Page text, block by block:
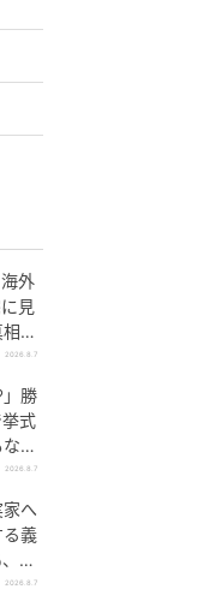
外
見
と
2026.8.7
」勝
式
い
2026.8.7
へ
る義
私
＞
2026.8.7